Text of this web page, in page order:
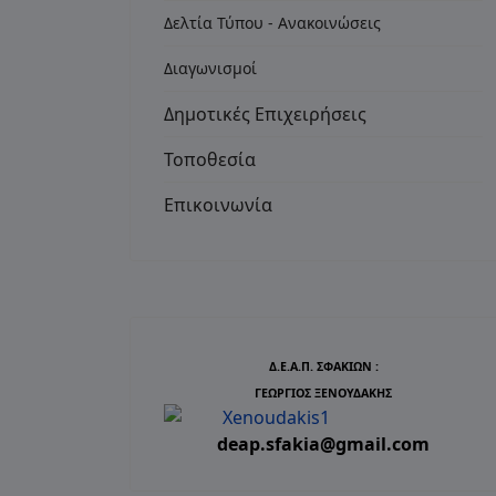
Δελτία Τύπου - Ανακοινώσεις
Διαγωνισμοί
Δημοτικές Επιχειρήσεις
Τοποθεσία
Επικοινωνία
Δ.Ε.Α.Π. ΣΦΑΚΙΩΝ :
ΓΕΩΡΓΙΟΣ ΞΕΝΟΥΔΑΚΗΣ
deap.sfakia@gmail.com